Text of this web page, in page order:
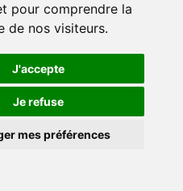
pour comprendre la
de nos visiteurs.
J'accepte
Je refuse
mes préférences